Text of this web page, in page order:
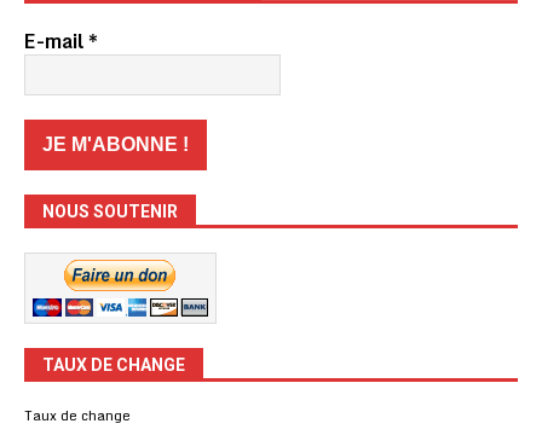
E-mail*
NOUS SOUTENIR
TAUX DE CHANGE
Taux de change